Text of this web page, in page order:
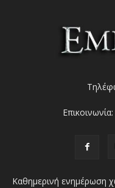
Επικοινωνία:
Καθημερινή ενημέρωση